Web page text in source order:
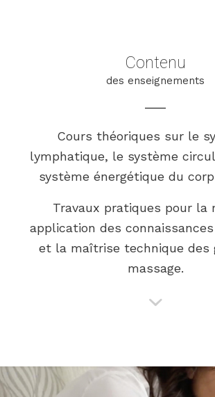
Contenu
des enseignements
Cours théoriques sur le
lymphatique, le système
système énergétique du
Travaux pratiques pour la
application des
et la maîtrise technique des
massage.